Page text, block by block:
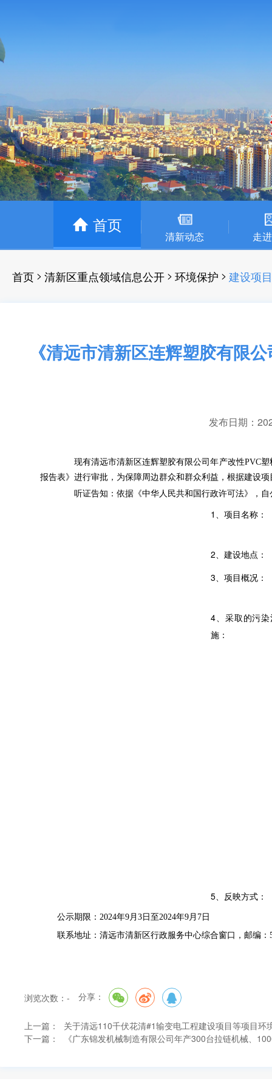
首页
清新动态 走
首页 > 清新区重点领域信息公开 > 环境保护 > 建设项
《清远市清新区连辉塑胶有限
发布日期：
现有清远市清新区连辉塑胶有限公司年产改性PVC塑
报告表》进行审批 ， 为保障周边群众和群众利益，根据建设
听证告知：依据《中华人民共和国行政许可法》
，
1 、项目名称：
2、建设地点：
3、项目概况：
4、采取的污
施：
5、反映方式：
公示期限 ： 2024年9月 3 日至2024年9月 7 日
联系地址：清远市清新区行政服务中心综合窗口 ， 邮编：
浏览次数： - 分享：
上一篇：
关于清远110千伏花清#1输变电工程建设项目等项目环
下一篇：
《广东锦发机械制造有限公司年产300台拉链机械、